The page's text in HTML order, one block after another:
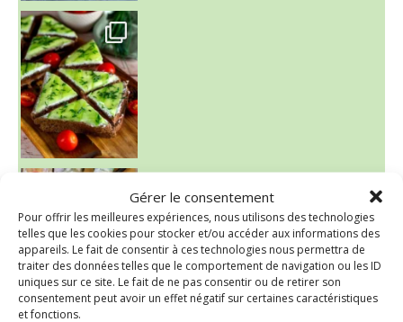
Gérer le consentement
Pour offrir les meilleures expériences, nous utilisons des technologies
telles que les cookies pour stocker et/ou accéder aux informations des
appareils. Le fait de consentir à ces technologies nous permettra de
traiter des données telles que le comportement de navigation ou les ID
uniques sur ce site. Le fait de ne pas consentir ou de retirer son
consentement peut avoir un effet négatif sur certaines caractéristiques
et fonctions.